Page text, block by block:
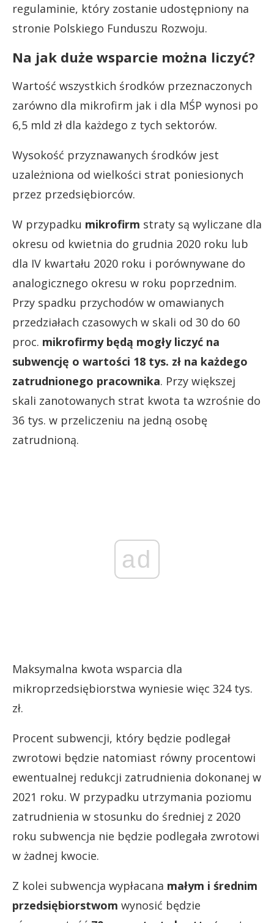
regulaminie, który zostanie udostępniony na
stronie Polskiego Funduszu Rozwoju.
Na jak duże wsparcie można liczyć?
Wartość wszystkich środków przeznaczonych
zarówno dla mikrofirm jak i dla MŚP wynosi po
6,5 mld zł dla każdego z tych sektorów.
Wysokość przyznawanych środków jest
uzależniona od wielkości strat poniesionych
przez przedsiębiorców.
W przypadku mikrofirm straty są wyliczane dla
okresu od kwietnia do grudnia 2020 roku lub
dla IV kwartału 2020 roku i porównywane do
analogicznego okresu w roku poprzednim.
Przy spadku przychodów w omawianych
przedziałach czasowych w skali od 30 do 60
proc. mikrofirmy będą mogły liczyć na
subwencję o wartości 18 tys. zł na każdego
zatrudnionego pracownika. Przy większej
skali zanotowanych strat kwota ta wzrośnie do
36 tys. w przeliczeniu na jedną osobę
zatrudnioną.
ad
Maksymalna kwota wsparcia dla
mikroprzedsiębiorstwa wyniesie więc 324 tys.
zł.
Procent subwencji, który będzie podlegał
zwrotowi będzie natomiast równy procentowi
ewentualnej redukcji zatrudnienia dokonanej w
2021 roku. W przypadku utrzymania poziomu
zatrudnienia w stosunku do średniej z 2020
roku subwencja nie będzie podlegała zwrotowi
w żadnej kwocie.
Z kolei subwencja wypłacana małym i średnim
przedsiębiorstwom wynosić będzie